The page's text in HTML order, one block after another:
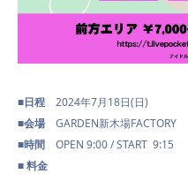
CONTACT
■日程 2024年7月18日(日)
■会場
GARDEN新木場FACTORY
■時間 OPEN 9:00 / START 9:15
■ 料金